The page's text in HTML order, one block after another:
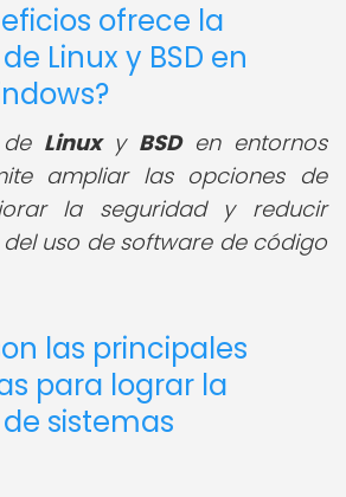
ofrece la
Linux y BSD en
Linuxy BSDen entornos
ampliar las opciones de
la seguridad y reducir
uso de software de código
las principales
para lograr la
sistemas